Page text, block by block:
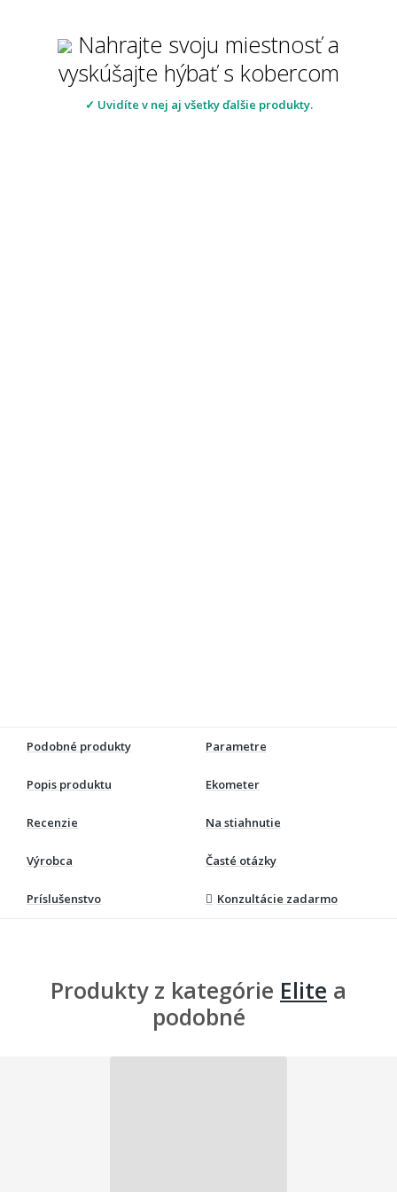
Nahrajte svoju miestnosť a
vyskúšajte hýbať s kobercom
✓ Uvidíte v nej aj všetky ďalšie produkty.
Podobné produkty Parametre
Popis produktu Ekometer
Recenzie Na stiahnutie
Výrobca Časté otázky
Príslušenstvo Konzultácie zadarmo
Produkty z kategórie Elite a
podobné